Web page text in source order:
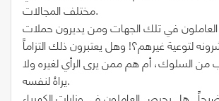
مختلف المجالات.
في تلك الجهات ومن يديرون حملات
لتوعية غيرهم؟! وهل يعتبرون ذلك التزاماً
من السلوك، أم هم ممن يرى الرأي لغيره ولا
يراهُ لنفسه.